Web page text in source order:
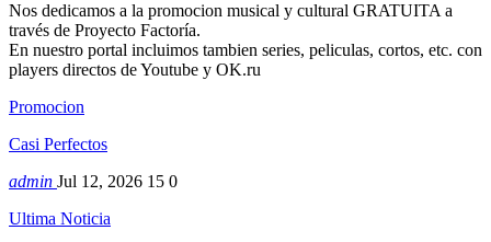
Nos dedicamos a la promocion musical y cultural GRATUITA a
través de Proyecto Factoría.
En nuestro portal incluimos tambien series, peliculas, cortos, etc. con
players directos de Youtube y OK.ru
Promocion
Casi Perfectos
admin Jul 12, 2026 15 0
Ultima Noticia